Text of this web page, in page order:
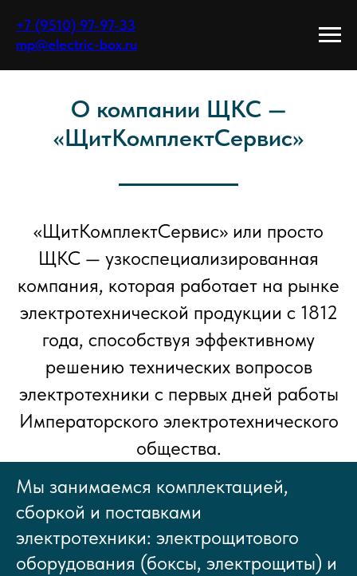
+7 (9510) 97-97-33
mp@electric-box.ru
О компании ЩКС —
«ЩитКомплектСервис»
«ЩитКомплектСервис» или просто
ЩКС — узкоспециализированная
компания, которая работает на рынке
электротехнической продукции с 1812
года, способствуя эффективному
решению технических вопросов
электротехники с первых дней работы
Императорского электротехнического
общества.
Мы занимаемся комплектацией,
сборкой и поставками
электротехники: электрощитового
оборудования (боксы, электрощиты) и